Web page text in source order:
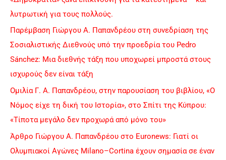
λυτρωτική για τους πολλούς.
Παρέμβαση Γιώργου Α. Παπανδρέου στη συνεδρίαση της
Σοσιαλιστικής Διεθνούς υπό την προεδρία του Pedro
Sánchez: Μια διεθνής τάξη που υποχωρεί μπροστά στους
ισχυρούς δεν είναι τάξη
Ομιλία Γ. Α. Παπανδρέου, στην παρουσίαση του βιβλίου, «Ο
Νόμος είχε τη δική του Ιστορία», στο Σπίτι της Κύπρου:
«Τίποτα μεγάλο δεν προχωρά από μόνο του»
Άρθρο Γιώργου Α. Παπανδρέου στο Euronews: Γιατί οι
Ολυμπιακοί Αγώνες Milano–Cortina έχουν σημασία σε έναν